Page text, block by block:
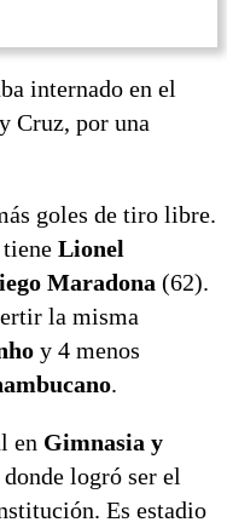
internado en el
Cruz, por una
goles de tiro libre.
Lionel
Maradona (62).
la misma
y 4 menos
.
en Gimnasia y
logró ser el
Es estadio